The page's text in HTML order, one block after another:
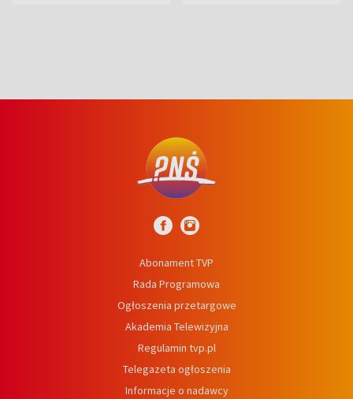
Abonament TVP
Rada Programowa
Ogłoszenia przetargowe
Akademia Telewizyjna
Regulamin tvp.pl
Telegazeta ogłoszenia
Informacje o nadawcy